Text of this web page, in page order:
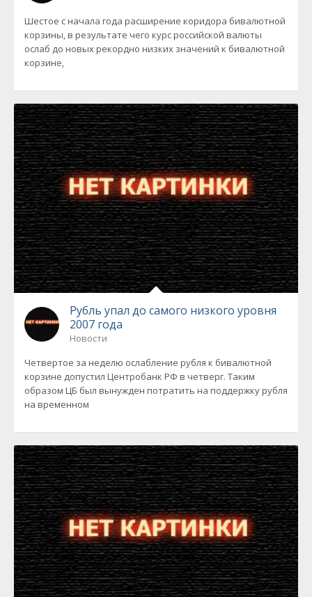
Шестое с начала года расширение коридора бивалютной
корзины, в результате чего курс российской валюты
ослаб до новых рекордно низких значений к бивалютной
корзине,
Рубль упал до самого низкого уровня
2007 года
Новости
Четвертое за неделю ослабление рубля к бивалютной
корзине допустил Центробанк РФ в четверг. Таким
образом ЦБ был вынужден потратить на поддержку рубля
на временном